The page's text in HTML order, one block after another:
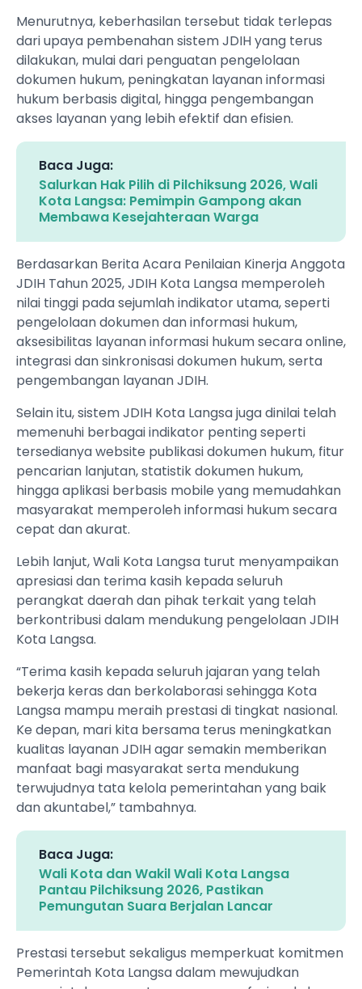
Menurutnya, keberhasilan tersebut tidak terlepas
dari upaya pembenahan sistem JDIH yang terus
dilakukan, mulai dari penguatan pengelolaan
dokumen hukum, peningkatan layanan informasi
hukum berbasis digital, hingga pengembangan
akses layanan yang lebih efektif dan efisien.
Baca Juga:
Salurkan Hak Pilih di Pilchiksung 2026, Wali
Kota Langsa: Pemimpin Gampong akan
Membawa Kesejahteraan Warga
Berdasarkan Berita Acara Penilaian Kinerja Anggota
JDIH Tahun 2025, JDIH Kota Langsa memperoleh
nilai tinggi pada sejumlah indikator utama, seperti
pengelolaan dokumen dan informasi hukum,
aksesibilitas layanan informasi hukum secara online,
integrasi dan sinkronisasi dokumen hukum, serta
pengembangan layanan JDIH.
Selain itu, sistem JDIH Kota Langsa juga dinilai telah
memenuhi berbagai indikator penting seperti
tersedianya website publikasi dokumen hukum, fitur
pencarian lanjutan, statistik dokumen hukum,
hingga aplikasi berbasis mobile yang memudahkan
masyarakat memperoleh informasi hukum secara
cepat dan akurat.
Lebih lanjut, Wali Kota Langsa turut menyampaikan
apresiasi dan terima kasih kepada seluruh
perangkat daerah dan pihak terkait yang telah
berkontribusi dalam mendukung pengelolaan JDIH
Kota Langsa.
“Terima kasih kepada seluruh jajaran yang telah
bekerja keras dan berkolaborasi sehingga Kota
Langsa mampu meraih prestasi di tingkat nasional.
Ke depan, mari kita bersama terus meningkatkan
kualitas layanan JDIH agar semakin memberikan
manfaat bagi masyarakat serta mendukung
terwujudnya tata kelola pemerintahan yang baik
dan akuntabel,” tambahnya.
Baca Juga:
Wali Kota dan Wakil Wali Kota Langsa
Pantau Pilchiksung 2026, Pastikan
Pemungutan Suara Berjalan Lancar
Prestasi tersebut sekaligus memperkuat komitmen
Pemerintah Kota Langsa dalam mewujudkan